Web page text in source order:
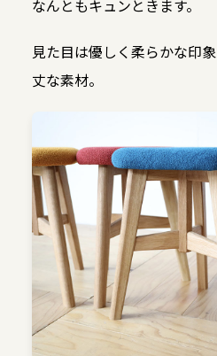
なんともキュンときます。
見た目は優しく柔らかな印
丈な素材。